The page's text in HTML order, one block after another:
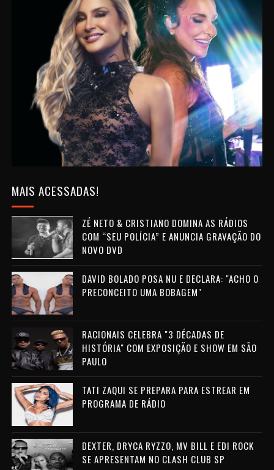
MAIS ACESSADAS!
ZÉ NETO & CRISTIANO DOMINA AS RÁDIOS
COM “SEU POLÍCIA” E ANUNCIA GRAVAÇÃO DO
NOVO DVD
DAVID BOLADO POSA NU E DECLARA: "ACHO O
PRECONCEITO UMA BOBAGEM"
RACIONAIS CELEBRA "3 DÉCADAS DE
HISTÓRIA" COM EXPOSIÇÃO E SHOW EM SÃO
PAULO
TATI ZAQUI SE PREPARA PARA ESTREAR EM
PROGRAMA DE RÁDIO
DEXTER, DRYCA RYZZO, MV BILL E EDI ROCK
SE APRESENTAM NO CLASH CLUB SP